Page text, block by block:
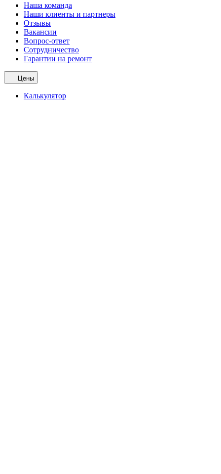
Наша команда
Наши клиенты и партнеры
Отзывы
Вакансии
Вопрос-ответ
Сотрудничество
Гарантии на ремонт
Цены
Калькулятор